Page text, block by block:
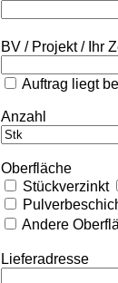
BV / Projekt / Ihr
Auftrag liegt
Anzahl
Oberfläche
Stückverzinkt
Andere
Lieferadresse